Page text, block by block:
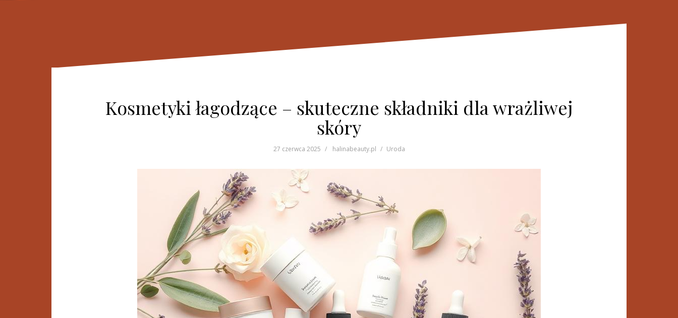
Kosmetyki łagodzące – skuteczne składniki dla wrażliwej
skóry
27 czerwca 2025 halinabeauty.pl Uroda